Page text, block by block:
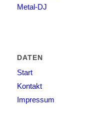
Metal-DJ
DATEN
Start
Kontakt
Impressum